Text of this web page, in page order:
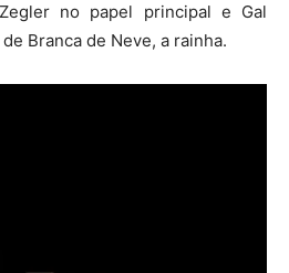
no papel principal e Gal
Branca de Neve, a rainha.